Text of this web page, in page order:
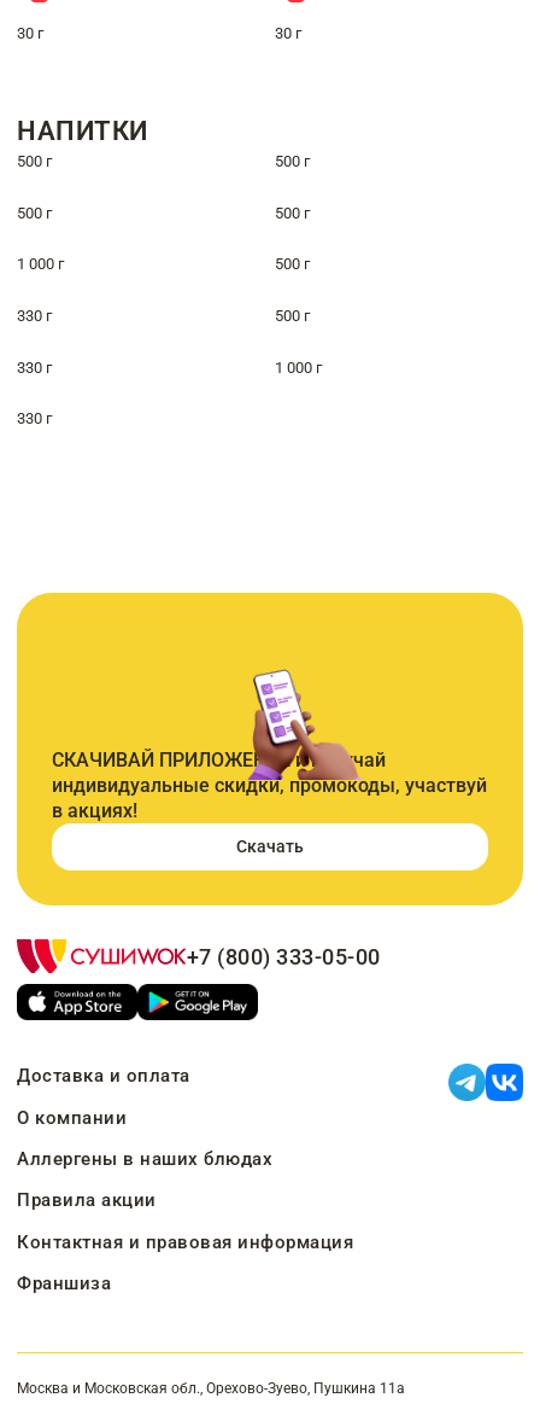
30 г 30 г
НАПИТКИ
500 г 500 г
500 г 500 г
1 000 г 500 г
330 г 500 г
330 г 1 000 г
330 г
СКАЧИВАЙ ПРИЛОЖЕНИЕ и получай
индивидуальные скидки, промокоды, участвуй
в акциях!
Скачать
+7 (800) 333-05-00
Доставка и оплата
О компании
Аллергены в наших блюдах
Правила акции
Контактная и правовая информация
Франшиза
Москва и Московская обл., Орехово-Зуево, Пушкина 11а